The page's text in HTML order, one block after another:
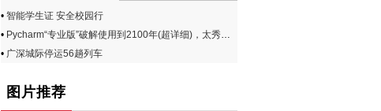
• 智能学生证 安全校园行
• Pycharm“专业版”破解使用到2100年(超详细)，太秀、太赞、太好用！
• 广深城际停运56趟列车
图片推荐